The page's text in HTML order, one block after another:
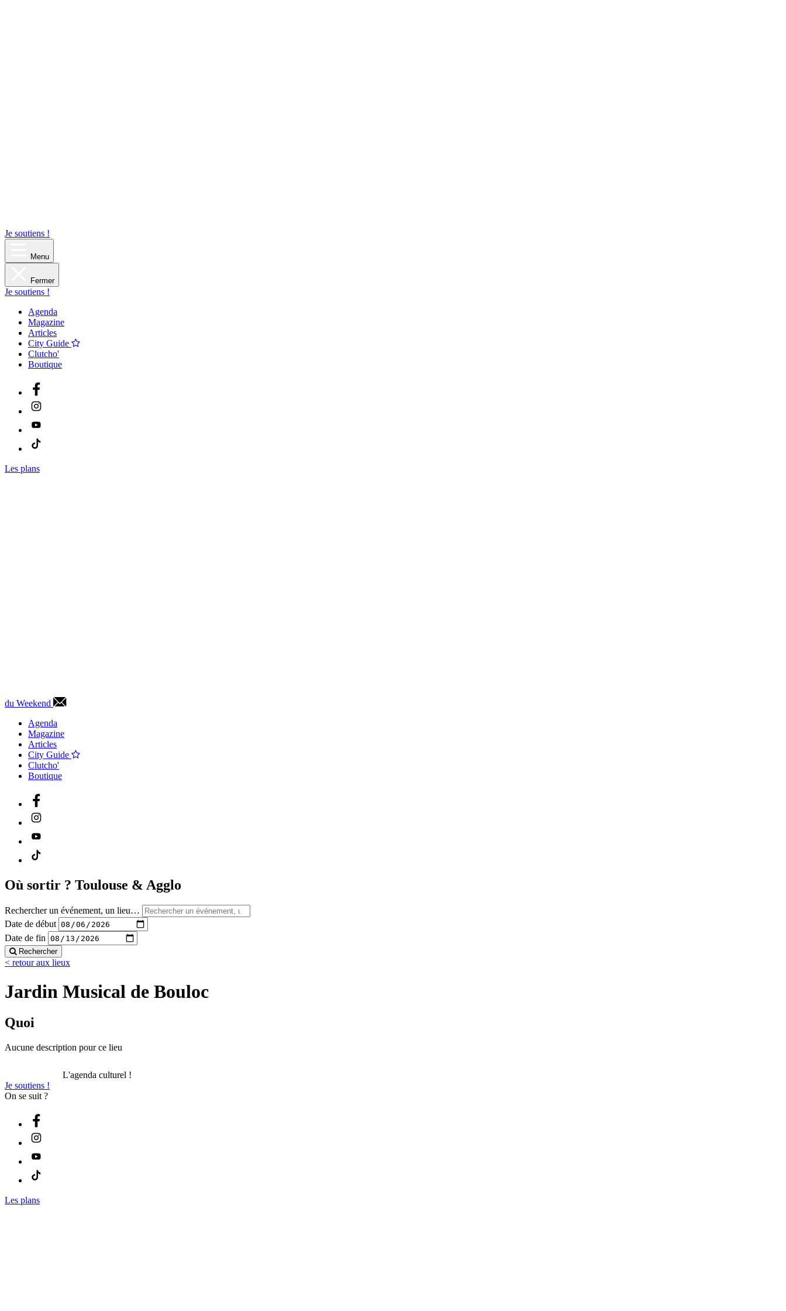
Je soutiens !
Menu
Fermer
Je soutiens !
Agenda
Magazine
Articles
City Guide
Clutcho'
Boutique
Les plans
du Weekend
Agenda
Magazine
Articles
City Guide
Clutcho'
Boutique
Où sortir ? Toulouse & Agglo
Rechercher un événement, un lieu…
Date de début
Date de fin
Rechercher
< retour aux lieux
Jardin Musical de Bouloc
Quoi
Aucune description pour ce lieu
L'agenda culturel !
Je soutiens !
On se suit ?
Les plans